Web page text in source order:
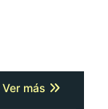
Ver más